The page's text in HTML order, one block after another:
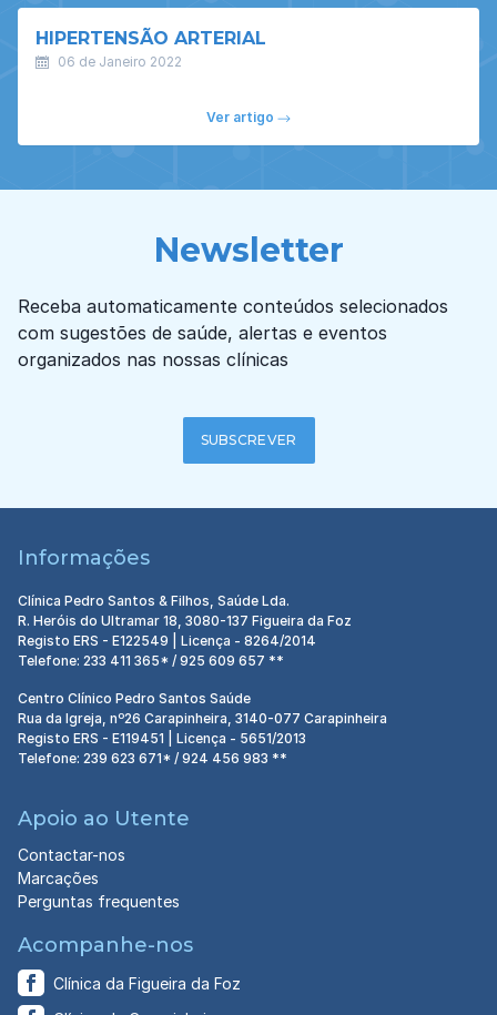
HIPERTENSÃO ARTERIAL
06 de Janeiro 2022
Ver artigo
Newsletter
Receba automaticamente conteúdos selecionados
com sugestões de saúde, alertas e eventos
organizados nas nossas clínicas
SUBSCREVER
Informações
Clínica Pedro Santos & Filhos, Saúde Lda.
R. Heróis do Ultramar 18, 3080-137 Figueira da Foz
Registo ERS - E122549 | Licença - 8264/2014
Telefone: 233 411 365* / 925 609 657 **
Centro Clínico Pedro Santos Saúde
Rua da Igreja, nº26 Carapinheira, 3140-077 Carapinheira
Registo ERS - E119451 | Licença - 5651/2013
Telefone: 239 623 671* / 924 456 983 **
Apoio ao Utente
Contactar-nos
Marcações
Perguntas frequentes
Acompanhe-nos
Clínica da Figueira da Foz